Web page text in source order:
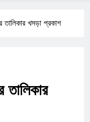
তালিকার খসড়া প্রকাশ